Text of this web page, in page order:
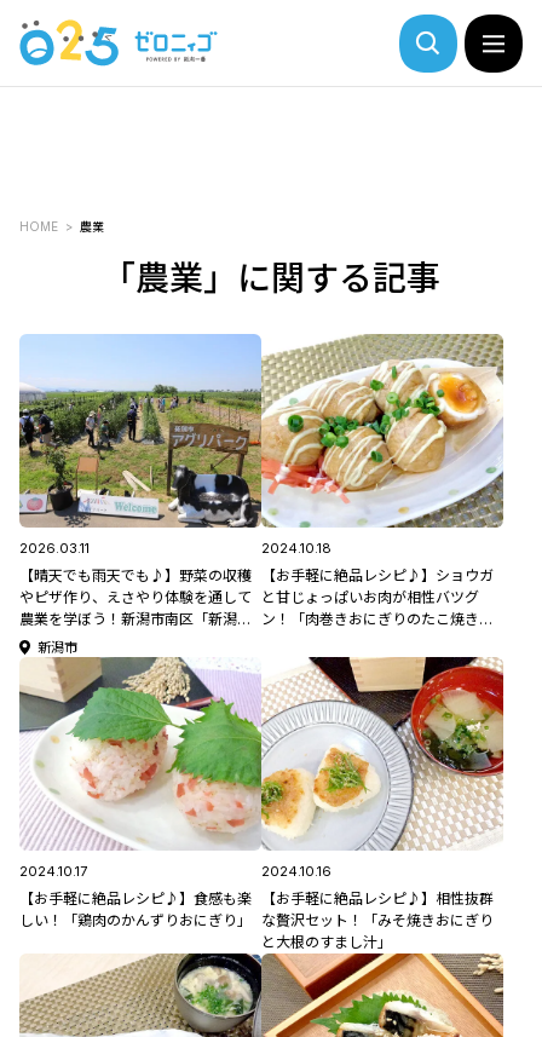
HOME 農業
「農業」に関する記事
2026.03.11
【晴天でも雨天でも♪】野菜の収穫
やピザ作り、えさやり体験を通して
農業を学ぼう！新潟市南区「新潟市
アグリパーク」【新潟県のこどもが
楽しめる遊び場・おでかけスポット
特集】
新潟市
2024.10.18
【お手軽に絶品レシピ♪】ショウガ
と甘じょっぱいお肉が相性バツグ
ン！「肉巻きおにぎりのたこ焼き
2024.10.17
【お手軽に絶品レシピ♪】食感も楽
しい！「鶏肉のかんずりおにぎり」
2024.10.16
【お手軽に絶品レシピ♪】相性抜群
な贅沢セット！「みそ焼きおにぎり
と大根のすまし汁」